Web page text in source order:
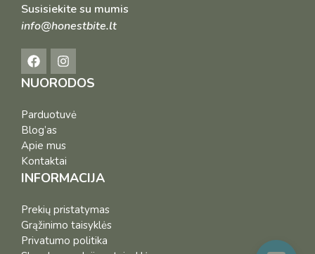
Susisiekite su mumis
info@honestbite.lt
NUORODOS
Parduotuvė
Blog’as
Apie mus
Kontaktai
INFORMACIJA
Prekių pristatymas
Grąžinimo taisyklės
Privatumo politika